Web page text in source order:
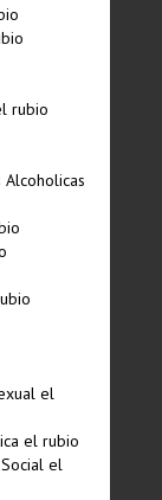
rubio
el
el rubio
el